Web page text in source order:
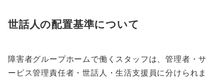
世話人の配置基準について
障害者グループホームで働くスタッフは、管理者・サ
ービス管理責任者・世話人・生活支援員に分けられま